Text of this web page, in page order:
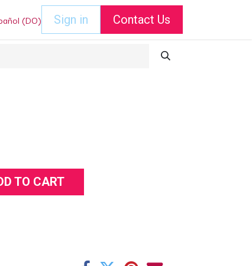
(DO) Sign in Contact Us
TO CART